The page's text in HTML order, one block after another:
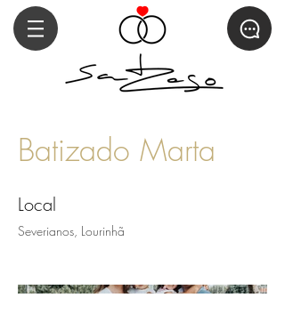
Batizado Marta
Local
Severianos, Lourinhã